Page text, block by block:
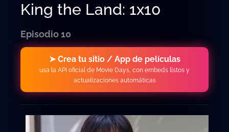
King the Land: 1x10
Episodio 10
➤ Crea tu sitio / App de películas
usa la API oficial de Movie Days, con embeds listos y
actualizaciones automáticas